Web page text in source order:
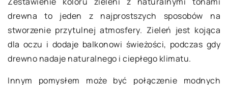
drewna to jeden z najprostszych sposobów na
stworzenie przytulnej atmosfery. Zieleń jest kojąca
dla oczu i dodaje balkonowi świeżości, podczas gdy
drewno nadaje naturalnego i ciepłego klimatu.
Innym pomysłem może być połączenie modnych